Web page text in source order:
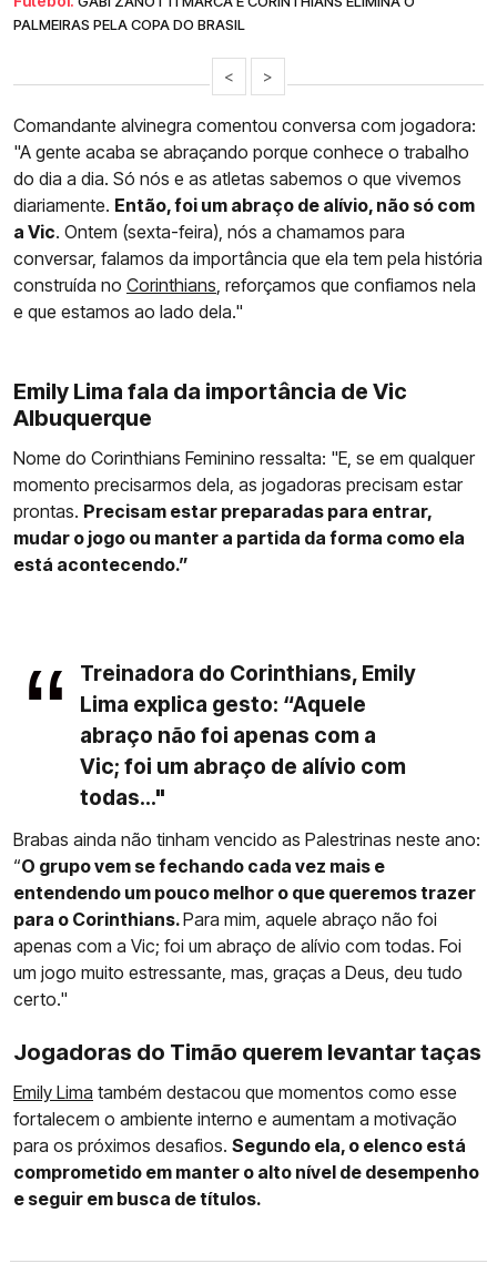
PALMEIRAS PELA COPA DO BRASIL
< >
Comandante alvinegra comentou conversa com jogadora:
"A gente acaba se abraçando porque conhece o trabalho
do dia a dia. Só nós e as atletas sabemos o que vivemos
diariamente. Então, foi um abraço de alívio, não só com
a Vic. Ontem (sexta-feira), nós a chamamos para
conversar, falamos da importância que ela tem pela história
construída no Corinthians , reforçamos que confiamos nela
e que estamos ao lado dela."
Emily Lima fala da importância de Vic
Albuquerque
Nome do Corinthians Feminino ressalta: "E, se em qualquer
momento precisarmos dela, as jogadoras precisam estar
prontas. Precisam estar preparadas para entrar,
mudar o jogo ou manter a partida da forma como ela
está acontecendo.”
Treinadora do Corinthians, Emily
Lima explica gesto: “Aquele
abraço não foi apenas com a
Vic; foi um abraço de alívio com
todas..."
Brabas ainda não tinham vencido as Palestrinas neste ano:
“O grupo vem se fechando cada vez mais e
entendendo um pouco melhor o que queremos trazer
para o Corinthians.Para mim, aquele abraço não foi
apenas com a Vic; foi um abraço de alívio com todas. Foi
um jogo muito estressante, mas, graças a Deus, deu tudo
certo."
Jogadoras do Timão querem levantar taças
Emily Lima também destacou que momentos como esse
fortalecem o ambiente interno e aumentam a motivação
para os próximos desafios. Segundo ela, o elenco está
comprometido em manter o alto nível de desempenho
e seguir em busca de títulos.